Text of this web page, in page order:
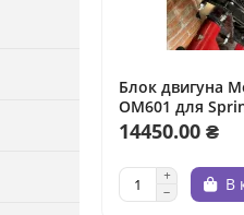
Блок двигуна
OM601 для
випуску - 1995.
паливо - дизель.
14450.00 ₴
В